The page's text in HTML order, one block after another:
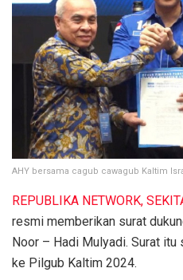
AHY bersama cagub cawagub Kaltim
REPUBLIKA NETWORK,
resmi memberikan surat
Noor – Hadi Mulyadi. Surat
ke Pilgub Kaltim 2024.